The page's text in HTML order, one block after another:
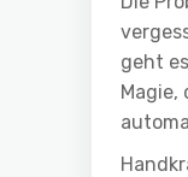
geht
Magie,